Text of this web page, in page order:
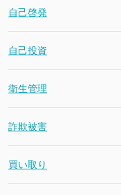
自己啓発
自己投資
衛生管理
詐欺被害
買い取り